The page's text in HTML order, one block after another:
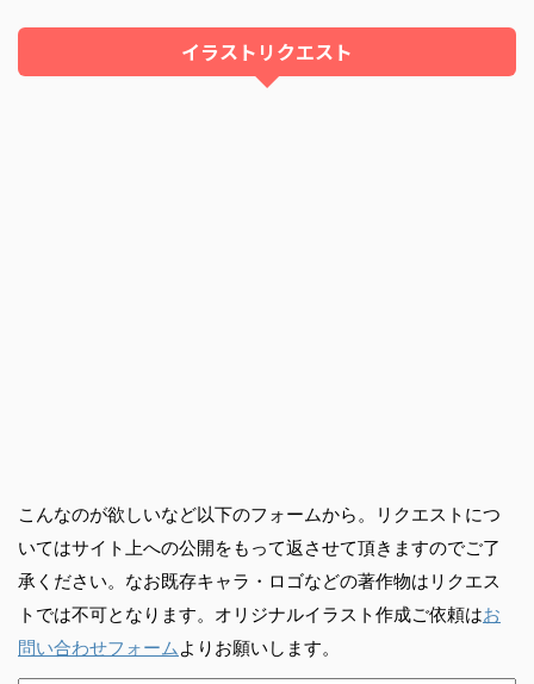
イラストリクエスト
こんなのが欲しいなど以下のフォームから。リクエストにつ
いてはサイト上への公開をもって返させて頂きますのでご了
承ください。なお既存キャラ・ロゴなどの著作物はリクエス
トでは不可となります。オリジナルイラスト作成ご依頼はお
問い合わせフォーム よりお願いします。